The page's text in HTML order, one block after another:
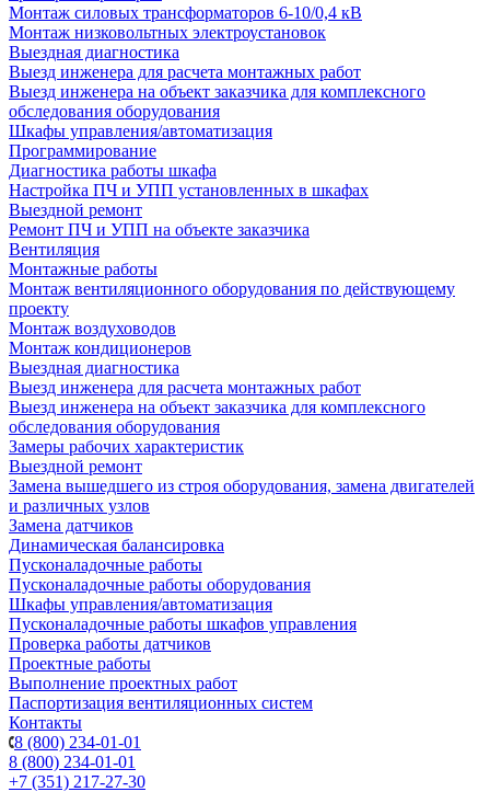
Монтаж силовых трансформаторов 6-10/0,4 кВ
Монтаж низковольтных электроустановок
Выездная диагностика
Выезд инженера для расчета монтажных работ
Выезд инженера на объект заказчика для комплексного
обследования оборудования
Шкафы управления/автоматизация
Программирование
Диагностика работы шкафа
Настройка ПЧ и УПП установленных в шкафах
Выездной ремонт
Ремонт ПЧ и УПП на объекте заказчика
Вентиляция
Монтажные работы
Монтаж вентиляционного оборудования по действующему
проекту
Монтаж воздуховодов
Монтаж кондиционеров
Выездная диагностика
Выезд инженера для расчета монтажных работ
Выезд инженера на объект заказчика для комплексного
обследования оборудования
Замеры рабочих характеристик
Выездной ремонт
Замена вышедшего из строя оборудования, замена двигателей
и различных узлов
Замена датчиков
Динамическая балансировка
Пусконаладочные работы
Пусконаладочные работы оборудования
Шкафы управления/автоматизация
Пусконаладочные работы шкафов управления
Проверка работы датчиков
Проектные работы
Выполнение проектных работ
Паспортизация вентиляционных систем
Контакты
8 (800) 234-01-01
8 (800) 234-01-01
+7 (351) 217-27-30